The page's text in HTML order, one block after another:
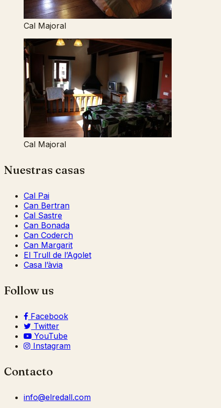
Cal Majoral
Cal Majoral
Nuestras casas
Cal Pai
Can Bertran
Cal Sastre
Can Bonada
Can Coderch
Can Margarit
El Trull de l’Agolet
Casa l’àvia
Follow us
Facebook
Twitter
YouTube
Instagram
Contacto
info@elredall.com